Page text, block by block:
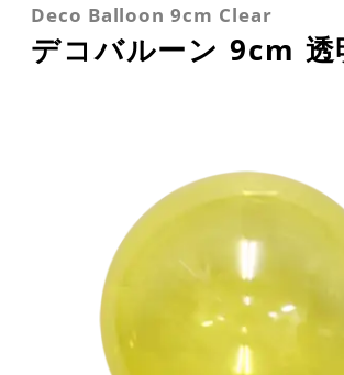
Deco Balloon 9cm Clear
デコバルーン 9cm 透